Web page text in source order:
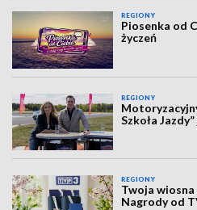
REGIONY
Piosenka od
życzeń
REGIONY
Szkoła
REGIONY
Twoja wiosna
Nagrody od